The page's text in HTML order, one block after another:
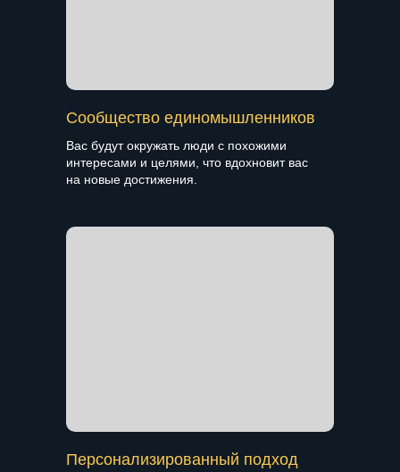
Сообщество единомышленников
Вас будут окружать люди с похожими
интересами и целями, что вдохновит вас
на новые достижения.
Персонализированный подход